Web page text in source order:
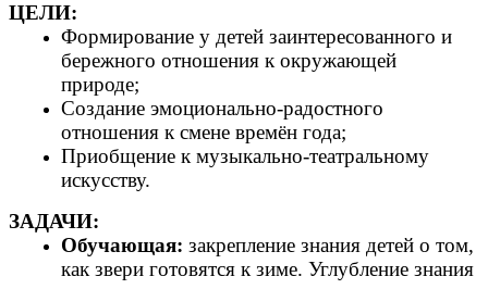
ЦЕЛИ:
Формирование у детей заинтересованного и
бережного отношения к окружающей
природе;
Создание эмоционально-радостного
отношения к смене времён года;
Приобщение к музыкально-театральному
искусству.
ЗАДАЧИ:
Обучающая: закрепление знания детей о том,
как звери готовятся к зиме. Углубление знания